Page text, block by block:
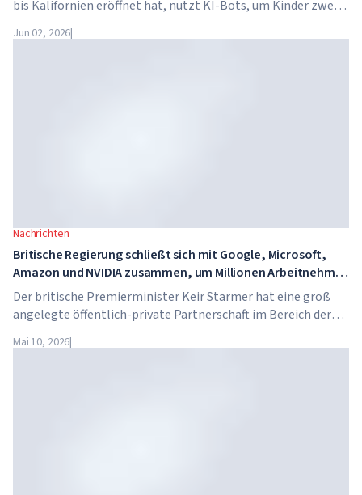
bis Kalifornien eröffnet hat, nutzt KI-Bots, um Kinder zwei
Die Schule hat keine traditionellen Lehrer, keine
Jun 02, 2026|
Nachrichten
Britische Regierung schließt sich mit Google, Microsoft,
Amazon und NVIDIA zusammen, um Millionen Arbeitnehmer
in KI-Kompetenzen zu schulen
Der britische Premierminister Keir Starmer hat eine groß
angelegte öffentlich-private Partnerschaft im Bereich der
Amazon und NVIDIA starten gemeinsam mit der Regierung
Mai 10, 2026|